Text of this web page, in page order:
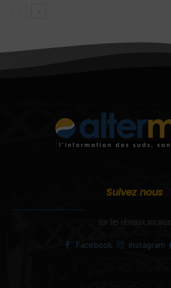
Suivez nous
sur les réseaux sociaux
Facebook Instagram